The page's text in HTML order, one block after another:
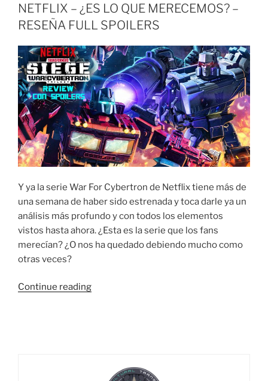
NETFLIX – ¿ES LO QUE MERECEMOS? –
RESEÑA FULL SPOILERS
Y ya la serie War For Cybertron de Netflix tiene más de
una semana de haber sido estrenada y toca darle ya un
análisis más profundo y con todos los elementos
vistos hasta ahora. ¿Esta es la serie que los fans
merecían? ¿O nos ha quedado debiendo mucho como
otras veces?
Continue reading“WAR